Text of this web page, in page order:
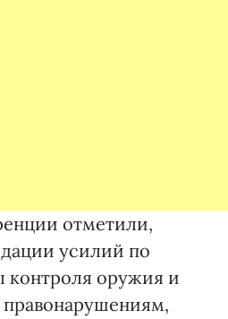
отметили,
усилий по
контроля оружия и